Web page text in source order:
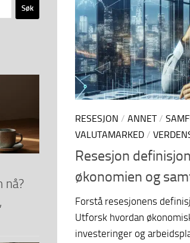
RESESJON / ANNET/
VALUTAMARKED /
Resesjon
økonomien og
Forstå resesjonens
Utforsk hvordan
investeringer og
nå?